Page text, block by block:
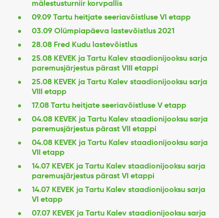
mälestusturniir korvpallis
09.09 Tartu heitjate seeriavõistluse VI etapp
03.09 Olümpiapäeva lastevõistlus 2021
28.08 Fred Kudu lastevõistlus
25.08 KEVEK ja Tartu Kalev staadionijooksu sarja
paremusjärjestus pärast VIII etappi
25.08 KEVEK ja Tartu Kalev staadionijooksu sarja
VIII etapp
17.08 Tartu heitjate seeriavõistluse V etapp
04.08 KEVEK ja Tartu Kalev staadionijooksu sarja
paremusjärjestus pärast VII etappi
04.08 KEVEK ja Tartu Kalev staadionijooksu sarja
VII etapp
14.07 KEVEK ja Tartu Kalev staadionijooksu sarja
paremusjärjestus pärast VI etappi
14.07 KEVEK ja Tartu Kalev staadionijooksu sarja
VI etapp
07.07 KEVEK ja Tartu Kalev staadionijooksu sarja